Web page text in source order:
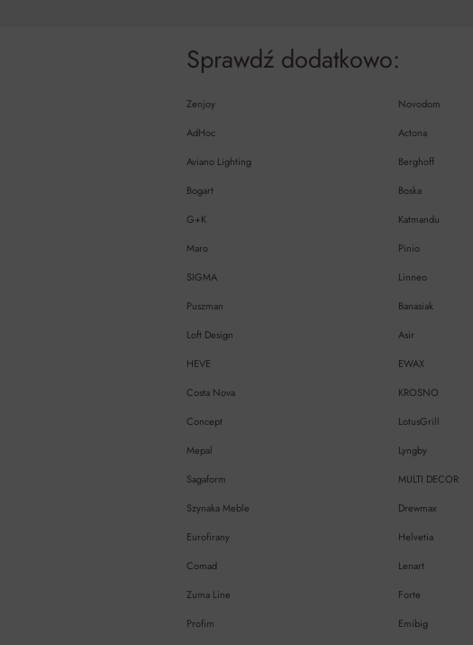
Sprawdź dodatkowo:
Zenjoy Novodom
AdHoc
Actona
Aviano Lighting
Berghoff
Bogart
Boska
G+K
Katmandu
Maro
Pinio
SIGMA
Linneo
Puszman
Banasiak
Loft Design
Asir
HEVE
EWAX
Costa Nova
KROSNO
Concept
LotusGrill
Mepal
Lyngby
Sagaform
MULTI DECOR
Szynaka Meble
Drewmax
Eurofirany
Helvetia
Comad
Lenart
Zuma Line
Forte
Profim
Emibig